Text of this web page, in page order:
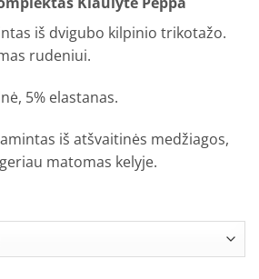
€11,90
through
€14,90
iš dvigubo kilpinio trikotažo.
rudeniui.
5% elastanas.
iš atšvaitinės medžiagos,
matomas kelyje.